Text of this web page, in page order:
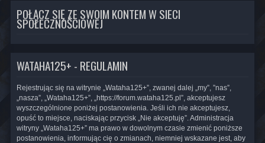
POŁĄCZ SIĘ ZE SWOIM KONTEM W SIECI
SPOŁECZNOŚCIOWEJ
WATAHA125+ - REGULAMIN
Rejestrując się na witrynie „Wataha125+”, zwanej dalej „my”, ”nas”,
„nasza”, „Wataha125+”, „https://forum.wataha125.pl”, akceptujesz
wyszczególnione poniżej postanowienia. Jeśli ich nie akceptujesz,
opuść to miejsce, naciskając przycisk „Nie akceptuję”. Administracja
witryny „Wataha125+” ma prawo w dowolnym czasie zmienić poniższe
postanowienia, informując cię o zmianach, niemniej wskazane jest, aby